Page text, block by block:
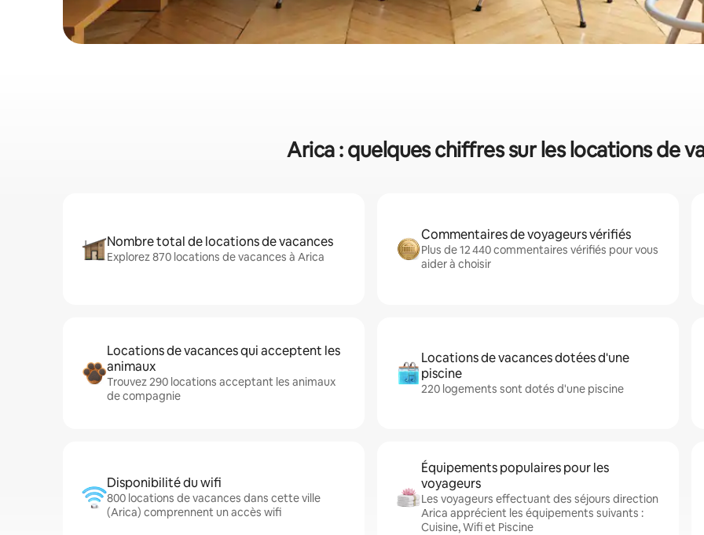
Arica : quelques chiffres sur les locations de
Nombre total de locations de vacances
Explorez 870 locations de vacances à Arica
Commentaires de voyageurs vérifiés
Plus de 12 440 commentaires vérifiés pour vous
aider à choisir
Locations de vacances qui acceptent les
animaux
Trouvez 290 locations acceptant les animaux
de compagnie
Locations de vacances dotées d'une
piscine
220 logements sont dotés d'une piscine
Disponibilité du wifi
800 locations de vacances dans cette ville
(Arica) comprennent un accès wifi
Équipements populaires pour les
voyageurs
Les voyageurs effectuant des séjours direction
Arica apprécient les équipements suivants :
Cuisine, Wifi et Piscine